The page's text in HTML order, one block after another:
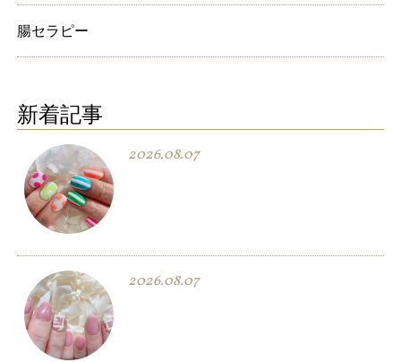
腸セラピー
新着記事
2026.08.07
2026.08.07